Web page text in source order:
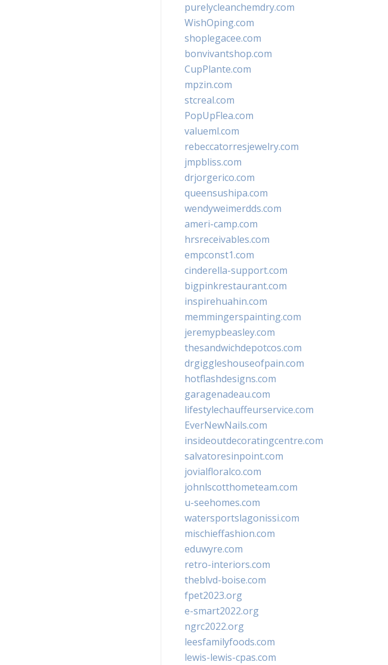
purelycleanchemdry.com
WishOping.com
shoplegacee.com
bonvivantshop.com
CupPlante.com
mpzin.com
stcreal.com
PopUpFlea.com
valueml.com
rebeccatorresjewelry.com
jmpbliss.com
drjorgerico.com
queensushipa.com
wendyweimerdds.com
ameri-camp.com
hrsreceivables.com
empconst1.com
cinderella-support.com
bigpinkrestaurant.com
inspirehuahin.com
memmingerspainting.com
jeremypbeasley.com
thesandwichdepotcos.com
drgiggleshouseofpain.com
hotflashdesigns.com
garagenadeau.com
lifestylechauffeurservice.com
EverNewNails.com
insideoutdecoratingcentre.com
salvatoresinpoint.com
jovialfloralco.com
johnlscotthometeam.com
u-seehomes.com
watersportslagonissi.com
mischieffashion.com
eduwyre.com
retro-interiors.com
theblvd-boise.com
fpet2023.org
e-smart2022.org
ngrc2022.org
leesfamilyfoods.com
lewis-lewis-cpas.com